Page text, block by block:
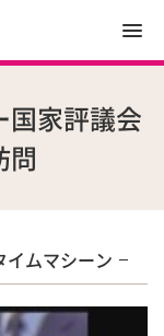
国家評議会
問
イムマシーン